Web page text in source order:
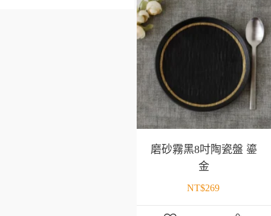
磨砂霧黑8吋陶瓷盤 鎏
金
NT$269